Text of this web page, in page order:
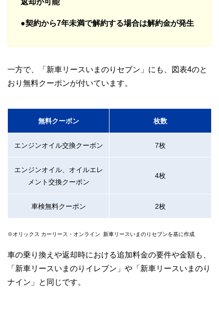
●契約から7年未満で解約する場合は解約金が発生
一方で、「新車リースいまのりセブン」にも、図表4のと
おり無料クーポンが付いています。
無料クーポン 枚数
エンジンオイル交換クーポン 7枚
エンジンオイル、オイルエレ
メント交換クーポン
4枚
車検無料クーポン 2枚
※オリックス カーリース・オンライン 新車リースいまのりセブンを基に作成
車の乗り換えや返却時における追加料金の要件や金額も、
「新車リースいまのりイレブン」や「新車リースいまのり
ナイン」と同じです。